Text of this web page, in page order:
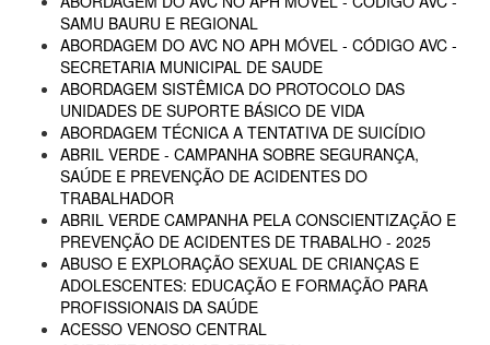
SAMU BAURU E REGIONAL
ABORDAGEM DO AVC NO APH MÓVEL - CÓDIGO AVC -
SECRETARIA MUNICIPAL DE SAUDE
ABORDAGEM SISTÊMICA DO PROTOCOLO DAS
UNIDADES DE SUPORTE BÁSICO DE VIDA
ABORDAGEM TÉCNICA A TENTATIVA DE SUICÍDIO
ABRIL VERDE - CAMPANHA SOBRE SEGURANÇA,
SAÚDE E PREVENÇÃO DE ACIDENTES DO
TRABALHADOR
ABRIL VERDE CAMPANHA PELA CONSCIENTIZAÇÃO E
PREVENÇÃO DE ACIDENTES DE TRABALHO - 2025
ABUSO E EXPLORAÇÃO SEXUAL DE CRIANÇAS E
ADOLESCENTES: EDUCAÇÃO E FORMAÇÃO PARA
PROFISSIONAIS DA SAÚDE
ACESSO VENOSO CENTRAL